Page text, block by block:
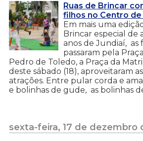
Ruas de Brincar
filhos no Centro de
Em mais uma
Brincar especial de
anos de Jundiaí, as
passaram pela
Pedro de Toledo, a Praça da
deste sábado (18), aproveitaram
atrações. Entre pular corda e
e bolinhas de gude, as bolinhas
sexta-feira, 17 de dezembro